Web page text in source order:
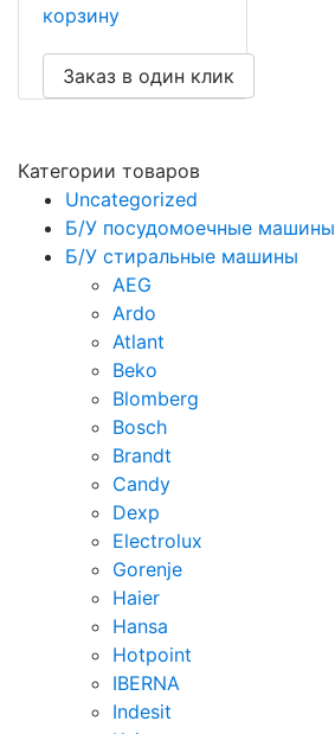
корзину
Заказ в один клик
Категории товаров
Uncategorized
Б/У посудомоечные машины
Б/У стиральные машины
AEG
Ardo
Atlant
Beko
Blomberg
Bosch
Brandt
Candy
Dexp
Electrolux
Gorenje
Haier
Hansa
Hotpoint
IBERNA
Indesit